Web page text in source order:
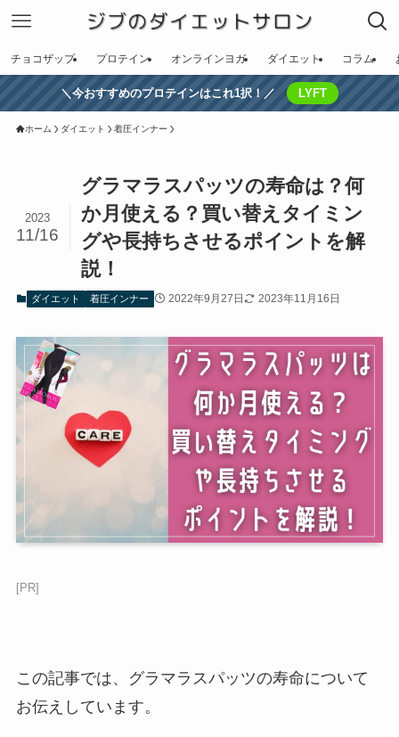
チョコザップ プロテイン オンラインヨガ ダイエット コラム
＼今おすすめのプロテインはこれ1択！／ LYFT
ホーム ダイエット 着圧インナー
グラマラスパッツの寿命は？何
か月使える？買い替えタイミン
グや長持ちさせるポイントを解
説！
2023
11/16
ダイエット 着圧インナー 2022年9月27日 2023年11月16日
[PR]
この記事では、グラマラスパッツの寿命について
お伝えしています。